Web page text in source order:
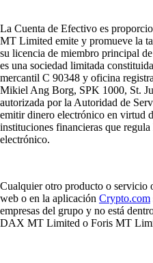
La Cuenta de Efectivo es
MT Limited emite y promueve la
su licencia de miembro principal
es una sociedad limitada
mercantil C 90348 y oficina
Mikiel Ang Borg, SPK 1000, St.
autorizada por la Autoridad de
emitir dinero electrónico en virtud
instituciones financieras que
electrónico.
Cualquier otro producto o servicio
web o en la aplicación Crypto.com
empresas del grupo y no está
DAX MT Limited o Foris MT